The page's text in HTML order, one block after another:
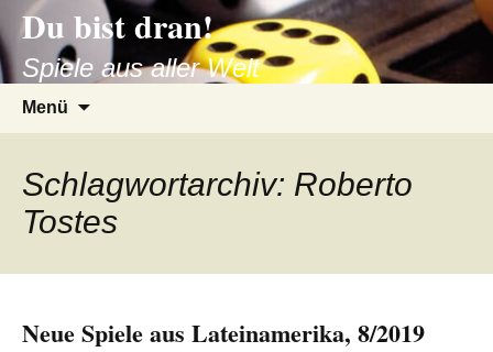
Zum
Inhalt
springen
Du bist dran!
Spiele aus aller Welt
Menü
Schlagwortarchiv: Roberto
Tostes
Neue Spiele aus Lateinamerika, 8/2019